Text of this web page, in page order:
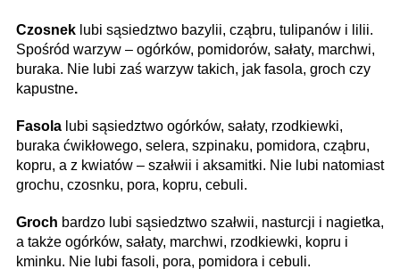
Czosnek lubi sąsiedztwo bazylii, cząbru, tulipanów i lilii.
Spośród warzyw – ogórków, pomidorów, sałaty, marchwi,
buraka. Nie lubi zaś warzyw takich, jak fasola, groch czy
kapustne.
Fasola lubi sąsiedztwo ogórków, sałaty, rzodkiewki,
buraka ćwikłowego, selera, szpinaku, pomidora, cząbru,
kopru, a z kwiatów – szałwii i aksamitki. Nie lubi natomiast
grochu, czosnku, pora, kopru, cebuli.
Groch bardzo lubi sąsiedztwo szałwii, nasturcji i nagietka,
a także ogórków, sałaty, marchwi, rzodkiewki, kopru i
kminku. Nie lubi fasoli, pora, pomidora i cebuli.